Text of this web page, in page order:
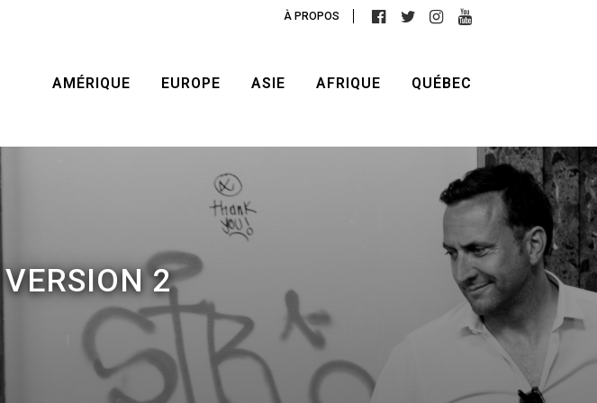
À PROPOS
AMÉRIQUE EUROPE ASIE AFRIQUE QUÉBEC
2